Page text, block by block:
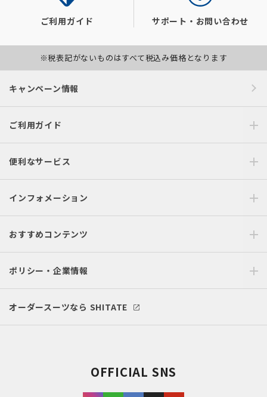
ご利用ガイド サポート・お問い合わせ
※税表記がないものはすべて税込み価格となります
キャンペーン情報
ご利用ガイド
便利なサービス
インフォメーション
おすすめコンテンツ
ポリシー・企業情報
オーダースーツなら SHITATE
OFFICIAL SNS